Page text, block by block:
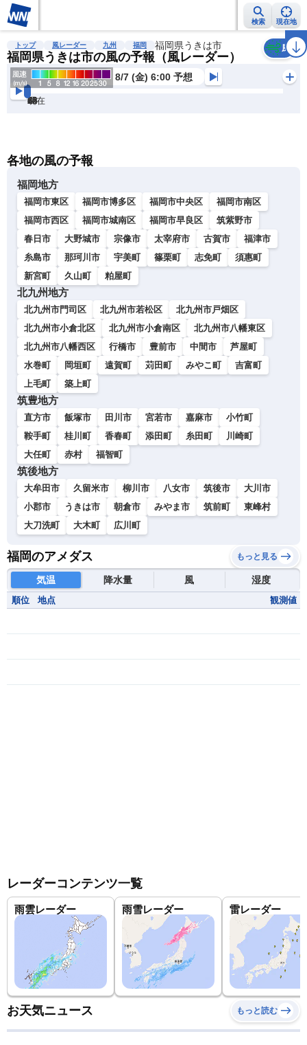
検索 現在地
雨雲レーダー 台風情報 地震情報 警報・注意報 2週間天気 ラ
トップ 風レーダー 九州 福岡 福岡県うきは市
福岡県うきは市の風の予報（風レーダー）
風
8/7 (金) 6:00 予想
現在
6h
12
24
36
48
60
72
各地の風の予報
福岡地方
福岡市東区 福岡市博多区 福岡市中央区
福岡市南区
福岡市西区
福岡市城南区 福岡市早良区
筑紫野市
春日市
大野城市 宗像市 太宰府市 古賀市
福津市
糸島市
那珂川市 宇美町 篠栗町 志免町
須惠町
新宮町
久山町 粕屋町
北九州地方
北九州市門司区 北九州市若松区
北九州市戸畑区
北九州市小倉北区
北九州市小倉南区
北九州市八幡東区
北九州市八幡西区
行橋市 豊前市 中間市
芦屋町
水巻町
岡垣町 遠賀町 苅田町 みやこ町
吉富町
上毛町
築上町
筑豊地方
直方市 飯塚市 田川市 宮若市 嘉麻市
小竹町
鞍手町
桂川町 香春町 添田町 糸田町
川崎町
大任町
赤村 福智町
筑後地方
大牟田市 久留米市 柳川市 八女市 筑後市
大川市
小郡市
うきは市 朝倉市 みやま市 筑前町
東峰村
大刀洗町
大木町 広川町
福岡のアメダス もっと見る
気温 降水量 風 湿度
順位 地点 観測値
レーダーコンテンツ一覧
雨雲レーダー 雨雪レーダー 雷レーダー
お天気ニュース もっと読む